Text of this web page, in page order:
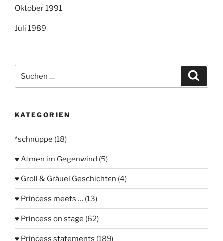
Oktober 1991
Juli 1989
nach:
KATEGORIEN
*schnuppe (18)
♥ Atmen im Gegenwind (5)
♥ Groll & Gräuel Geschichten (4)
♥ Princess meets … (13)
♥ Princess on stage (62)
♥ Princess statements (189)